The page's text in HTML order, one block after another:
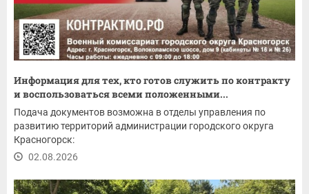
Информация для тех, кто готов служить по контракту
и воспользоваться всеми положенными...
Подача документов возможна в отделы управления по
развитию территорий администрации городского округа
Красногорск:
02.08.2026